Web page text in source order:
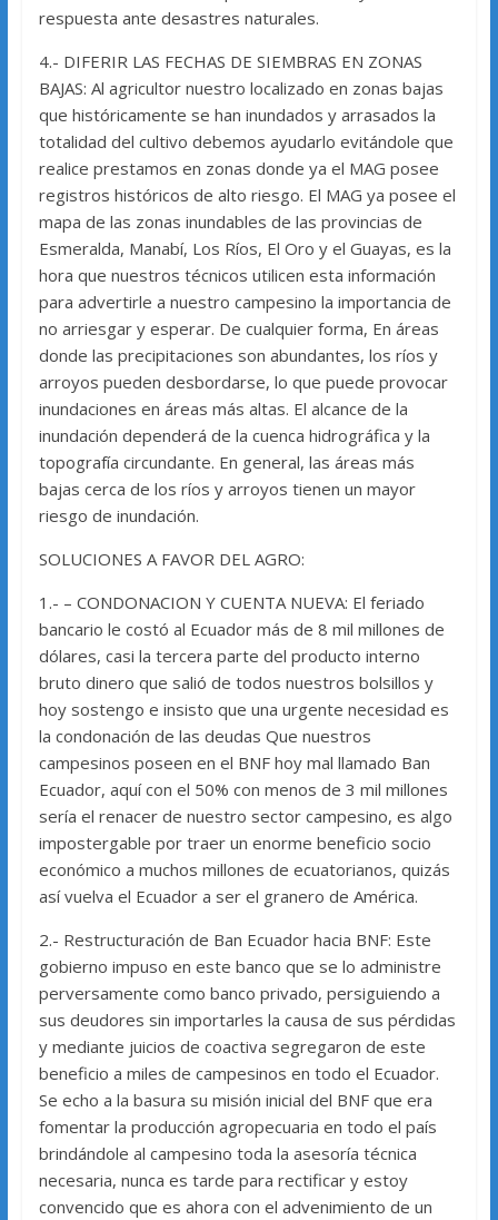
respuesta ante desastres naturales.
4.- DIFERIR LAS FECHAS DE SIEMBRAS EN ZONAS
BAJAS: Al agricultor nuestro localizado en zonas bajas
que históricamente se han inundados y arrasados la
totalidad del cultivo debemos ayudarlo evitándole que
realice prestamos en zonas donde ya el MAG posee
registros históricos de alto riesgo. El MAG ya posee el
mapa de las zonas inundables de las provincias de
Esmeralda, Manabí, Los Ríos, El Oro y el Guayas, es la
hora que nuestros técnicos utilicen esta información
para advertirle a nuestro campesino la importancia de
no arriesgar y esperar. De cualquier forma, En áreas
donde las precipitaciones son abundantes, los ríos y
arroyos pueden desbordarse, lo que puede provocar
inundaciones en áreas más altas. El alcance de la
inundación dependerá de la cuenca hidrográfica y la
topografía circundante. En general, las áreas más
bajas cerca de los ríos y arroyos tienen un mayor
riesgo de inundación.
SOLUCIONES A FAVOR DEL AGRO:
1.- – CONDONACION Y CUENTA NUEVA: El feriado
bancario le costó al Ecuador más de 8 mil millones de
dólares, casi la tercera parte del producto interno
bruto dinero que salió de todos nuestros bolsillos y
hoy sostengo e insisto que una urgente necesidad es
la condonación de las deudas Que nuestros
campesinos poseen en el BNF hoy mal llamado Ban
Ecuador, aquí con el 50% con menos de 3 mil millones
sería el renacer de nuestro sector campesino, es algo
impostergable por traer un enorme beneficio socio
económico a muchos millones de ecuatorianos, quizás
así vuelva el Ecuador a ser el granero de América.
2.- Restructuración de Ban Ecuador hacia BNF: Este
gobierno impuso en este banco que se lo administre
perversamente como banco privado, persiguiendo a
sus deudores sin importarles la causa de sus pérdidas
y mediante juicios de coactiva segregaron de este
beneficio a miles de campesinos en todo el Ecuador.
Se echo a la basura su misión inicial del BNF que era
fomentar la producción agropecuaria en todo el país
brindándole al campesino toda la asesoría técnica
necesaria, nunca es tarde para rectificar y estoy
convencido que es ahora con el advenimiento de un